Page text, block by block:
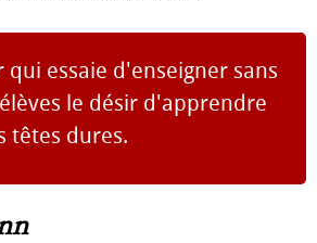
essaie d'enseigner sans
le désir d'apprendre
têtes dures.